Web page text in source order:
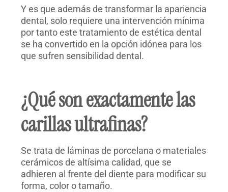
Y es que además de transformar la apariencia
dental, solo requiere una intervención mínima
por tanto este tratamiento de estética dental
se ha convertido en la opción idónea para los
que sufren sensibilidad dental.
¿Qué son exactamente las
carillas ultrafinas?
Se trata de láminas de porcelana o materiales
cerámicos de altísima calidad, que se
adhieren al frente del diente para modificar su
forma, color o tamaño.